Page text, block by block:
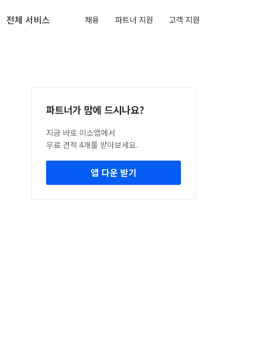
전체 서비스 채용 파트너 지원 고객 지원
파트너가 맘에 드시나요?
지금 바로 미소앱에서
무료 견적 4개를 받아보세요.
앱 다운 받기